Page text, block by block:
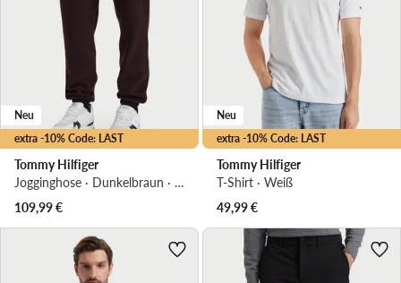
extra -10% Code: LAST
Neu
Tommy Hilfiger
Jogginghose · Dunkelbraun · Relaxed Fit
109,99€
extra -10% Code: LAST
Neu
Tommy Hilfiger
T-Shirt · Weiß
49,99€